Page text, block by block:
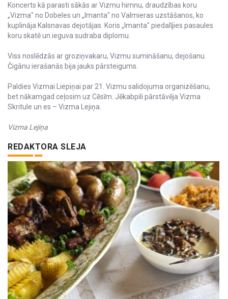
Koncerts kā parasti sākās ar Vizmu himnu, draudzības koru
„Vizma" no Dobeles un „Imanta" no Valmieras uzstāšanos, ko
kuplināja Kalsnavas dejotājas. Koris „Imanta" piedalījies pasaules
koru skatē un ieguva sudraba diplomu.
Viss noslēdzās ar groziņvakaru, Vizmu sumināšanu, dejošanu.
Čigānu ierašanās bija jauks pārsteigums.
Paldies Vizmai Liepiņai par 21. Vizmu salidojuma organizēšanu,
bet nākamgad ceļosim uz Cēsīm. Jēkabpili pārstāvēja Vizma
Skritule un es – Vizma Lejiņa.
Vizma Lejiņa
REDAKTORA SLEJA